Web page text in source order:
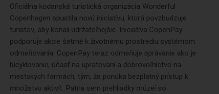
Oficiálna kodanská turistická organizácia Wonderful
Copenhagen spustila novú iniciatívu, ktorá povzbudzuje
turistov, aby konali udržateľnejšie. Iniciatíva CopenPay
podporuje akcie šetrné k životnému prostrediu systémom
odmeňovania. CopenPay teraz odmeňuje správanie ako je
bicyklovanie, účasť na upratovaní a dobrovoľníctvo na
mestských farmách, tým, že ponúka bezplatný prístup k
množstvu aktivít. Patria sem prehliadky múzeí so